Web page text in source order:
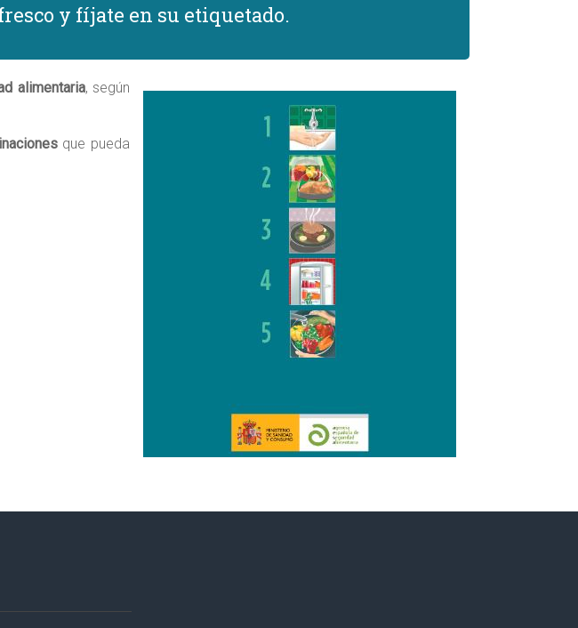
y fíjate en su etiquetado.
alimentaria, según
que pueda